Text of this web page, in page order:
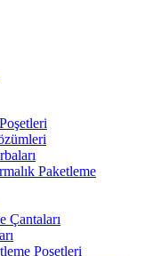
Paketleme
Çantaları
Poşetleri